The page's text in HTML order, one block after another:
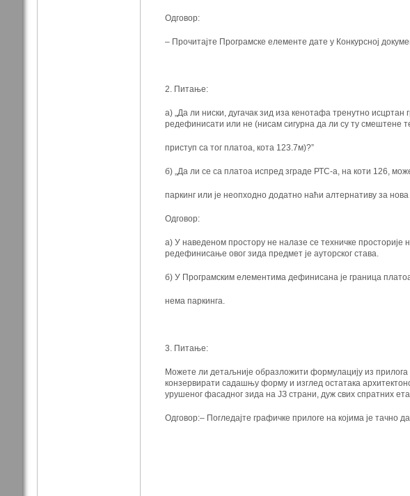
Одговор:
– Прочитајте Програмске елементе дате у Конкурсној
2. Питање:
а) „Да ли ниски, дугачак зид иза кенотафа тренутно исцртан
редефинисати или не (нисам сигурна да ли су ту смештене
приступ са тог платоа, кота 123.7м)?”
б) „Да ли се са платоа испред зграде РТС-а, на коти 126,
паркинг или је неопходно додатно наћи алтернативу за нова
Одговор:
а) У наведеном простору не налазе се техничке просторије
редефинисање овог зида предмет је ауторског става.
б) У Програмским елементима дефинисана је граница
нема паркинга.
3. Питање:
Можете ли детаљније образложити формулацију из
конзервирати садашњу форму и изглед остатака
урушеног фасадног зида на ЈЗ страни, дуж свих спратних
Одговор:– Погледајте графичке прилоге на којима је тачно